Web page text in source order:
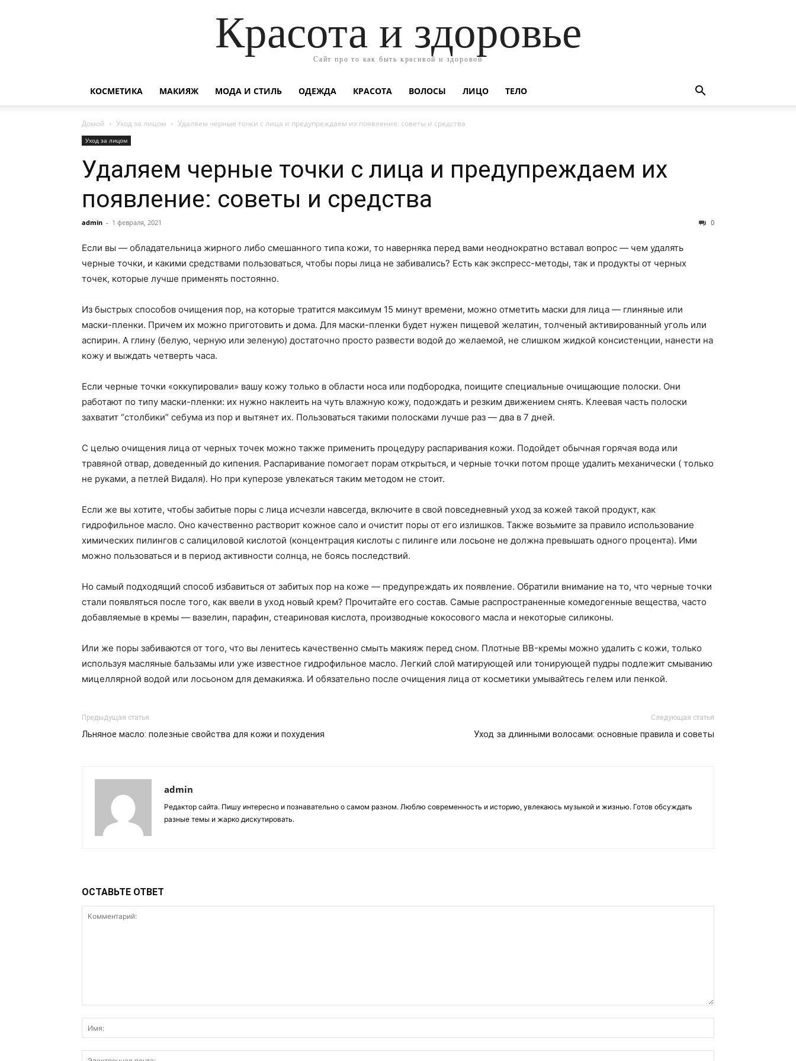
Красота и здоровье
Сайт про то как быть красивой и здоровой
КОСМЕТИКА МАКИЯЖ МОДА И СТИЛЬ ОДЕЖДА КРАСОТА ВОЛОСЫ ЛИЦО ТЕЛО
Домой Уход за лицом Удаляем черные точки с лица и предупреждаем их появление: советы и средства
Уход за лицом
Удаляем черные точки с лица и предупреждаем их
появление: советы и средства
admin - 1 февраля, 2021 0
Если вы — обладательница жирного либо смешанного типа кожи, то наверняка перед вами неоднократно вставал вопрос — чем удалять
черные точки, и какими средствами пользоваться, чтобы поры лица не забивались? Есть как экспресс-методы, так и продукты от черных
точек, которые лучше применять постоянно.
Из быстрых способов очищения пор, на которые тратится максимум 15 минут времени, можно отметить маски для лица — глиняные или
маски-пленки. Причем их можно приготовить и дома. Для маски-пленки будет нужен пищевой желатин, толченый активированный уголь или
аспирин. А глину (белую, черную или зеленую) достаточно просто развести водой до желаемой, не слишком жидкой консистенции, нанести на
кожу и выждать четверть часа.
Если черные точки «оккупировали» вашу кожу только в области носа или подбородка, поищите специальные очищающие полоски. Они
работают по типу маски-пленки: их нужно наклеить на чуть влажную кожу, подождать и резким движением снять. Клеевая часть полоски
захватит “столбики” себума из пор и вытянет их. Пользоваться такими полосками лучше раз — два в 7 дней.
С целью очищения лица от черных точек можно также применить процедуру распаривания кожи. Подойдет обычная горячая вода или
травяной отвар, доведенный до кипения. Распаривание помогает порам открыться, и черные точки потом проще удалить механически ( только
не руками, а петлей Видаля). Но при куперозе увлекаться таким методом не стоит.
Если же вы хотите, чтобы забитые поры с лица исчезли навсегда, включите в свой повседневный уход за кожей такой продукт, как
гидрофильное масло. Оно качественно растворит кожное сало и очистит поры от его излишков. Также возьмите за правило использование
химических пилингов с салициловой кислотой (концентрация кислоты с пилинге или лосьоне не должна превышать одного процента). Ими
можно пользоваться и в период активности солнца, не боясь последствий.
Но самый подходящий способ избавиться от забитых пор на коже — предупреждать их появление. Обратили внимание на то, что черные точки
стали появляться после того, как ввели в уход новый крем? Прочитайте его состав. Самые распространенные комедогенные вещества, часто
добавляемые в кремы — вазелин, парафин, стеариновая кислота, производные кокосового масла и некоторые силиконы.
Или же поры забиваются от того, что вы ленитесь качественно смыть макияж перед сном. Плотные BB-кремы можно удалить с кожи, только
используя масляные бальзамы или уже известное гидрофильное масло. Легкий слой матирующей или тонирующей пудры подлежит смыванию
мицеллярной водой или лосьоном для демакияжа. И обязательно после очищения лица от косметики умывайтесь гелем или пенкой.
Предыдущая статья
Льняное масло: полезные свойства для кожи и похудения
Следующая статья
Уход за длинными волосами: основные правила и советы
admin
Редактор сайта. Пишу интересно и познавательно о самом разном. Люблю современность и историю, увлекаюсь музыкой и жизнью. Готов обсуждать
разные темы и жарко дискутировать.
ОСТАВЬТЕ ОТВЕТ